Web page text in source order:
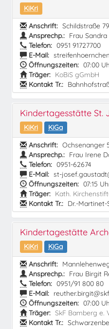
KiKri
Anschrift: Schildstraße
Ansprechp.: Frau
Telefon: 0951 91727700
E-Mail:
Öffnungszeiten: 07:00
Träger: KoBiS gGmbH
Kontakt Tr.:
Kindertagesstätte St.
KiKri
KiGa
Anschrift: Ochsenanger
Ansprechp.: Frau Irene
Telefon: 0951-62674
E-Mail: st-
Öffnungszeiten: 07:15
Träger: Kath.
Kontakt Tr.: Dr.-Martinet-
Kindertagestätte
KiKri
KiGa
Anschrift:
Ansprechp.: Frau Birgit
Telefon: 0951/91 800 80
E-Mail:
Öffnungszeiten: 07:00
Träger: SkF Bamberg e.
Kontakt Tr.: